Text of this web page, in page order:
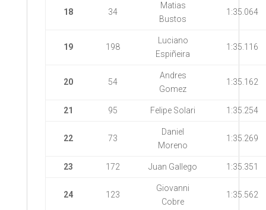
18 34
Matias
Bustos
1:35.064
19 198
Luciano
Espiñeira
1:35.116
20 54
Andres
Gomez
1:35.162
21 95 Felipe Solari 1:35.254
22 73
Daniel
Moreno
1:35.269
23 172 Juan Gallego 1:35.351
24 123
Giovanni
Cobre
1:35.562